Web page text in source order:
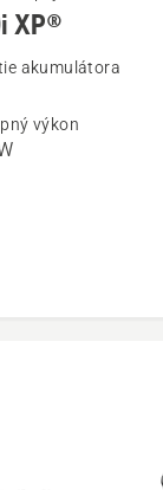
XP®
akumulátora
výkon